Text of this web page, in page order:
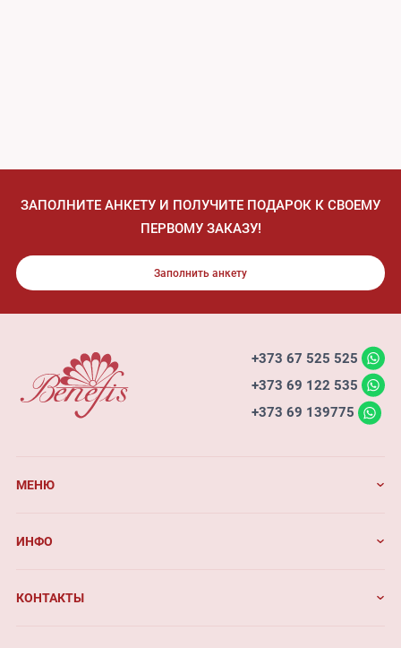
ЗАПОЛНИТЕ АНКЕТУ И ПОЛУЧИТЕ ПОДАРОК К СВОЕМУ
ПЕРВОМУ ЗАКАЗУ!
Заполнить анкету
+373 67 525 525
+373 69 122 535
+373 69 139775
МЕНЮ
ИНФО
КОНТАКТЫ